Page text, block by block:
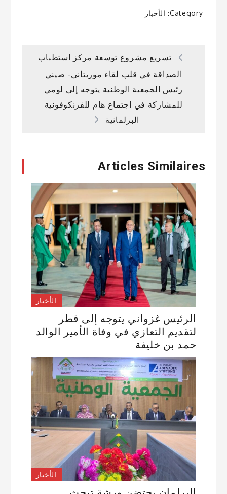
Category: الأخبار
تصفّح
المقالات
تسريع مشروع توسعة مركز استطباب
الصداقة في قلب لقاء موريتاني- صيني
رئيس الجمعية الوطنية يتوجه إلى لومي
للمشاركة في اجتماع هام للفرنكوفونية
البرلمانية
Articles Similaires
الأخبار
الرئيس غزواني يتوجه إلى قطر
لتقديم التعازي في وفاة الأمير الوالد
حمد بن خليفة
الأخبار